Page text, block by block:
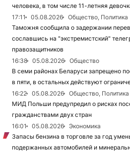
человека, в том числе 11-летняя
17:11
05.08.2026
Общество, Политика
Таможня сообщила о задержании
сославшись на "экстремистский"
правозащитников
16:38
05.08.2026
Общество
В семи районах Беларуси запрещено
в пяти, в остальных действуют
16:22
05.08.2026
Общество, Политика
МИД Польши предупредил о рисках
гражданствами двух стран
16:01
05.08.2026
Экономика
Запасы бензина в торговле за год
подержанных автомобилей и